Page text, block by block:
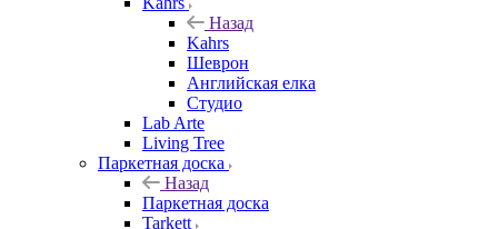
Назад
Kahrs
Шеврон
Английская елка
Студио
Lab Arte
Living Tree
Паркетная доска
Назад
Паркетная доска
Tarkett